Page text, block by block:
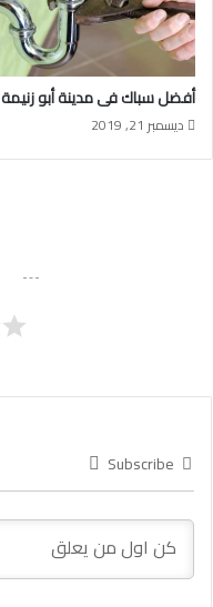
أفضل سباك فى مدينة أبو زنيمة
ديسمبر 21, 2019
Subscribe